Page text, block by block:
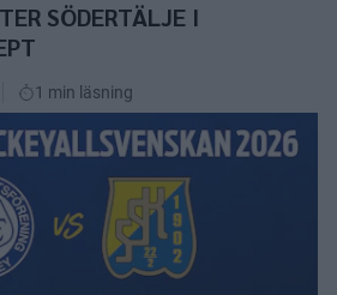
SÖDERTÄLJE I
1 min läsning